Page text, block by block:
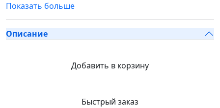
Показать больше
Описание
Добавить в корзину
Быстрый заказ